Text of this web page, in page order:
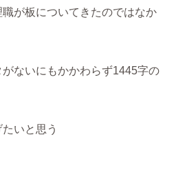
が板についてきたのではなか
ないにもかかわらず1445字の
いと思う